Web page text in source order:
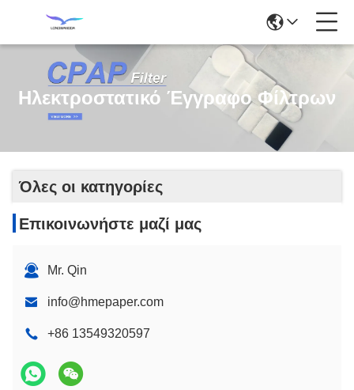
Ηλεκτροστατικό Έγγραφο Φίλτρων
Όλες οι κατηγορίες
Επικοινωνήστε μαζί μας
Mr. Qin
info@hmepaper.com
+86 13549320597